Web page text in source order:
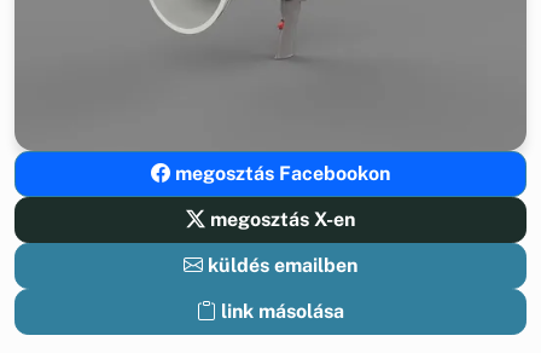
megosztás Facebookon
megosztás X-en
küldés emailben
link másolása